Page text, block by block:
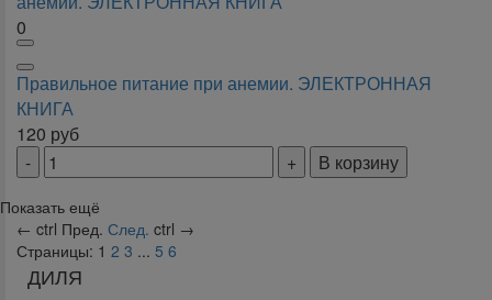
0
Правильное питание при анемии. ЭЛЕКТРОННАЯ
КНИГА
120 руб
В корзину
Показать ещё
← ctrl Пред. След. ctrl →
Страницы: 1 2 3 ... 5 6
ДИЛЯ